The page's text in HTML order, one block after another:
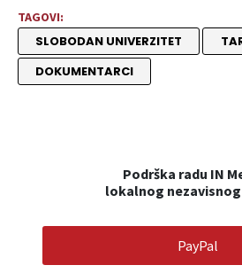
TAGOVI:
SLOBODAN UNIVERZITET
DOKUMENTARCI
Podrška radu IN
lokalnog
PayPal